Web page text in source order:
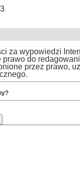
za wypowiedzi
do
przez prawo,